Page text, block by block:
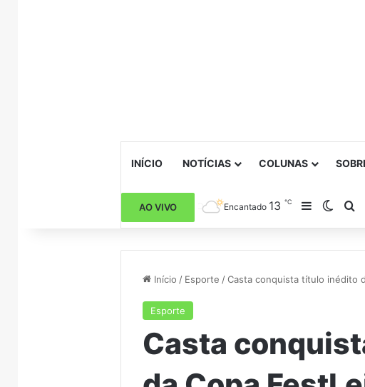
INÍCIO NOTÍCIAS COLUNAS
AO VIVO Encantado 13℃ Barra
Início / Esporte / Casta conquista título inédito
Esporte
Casta